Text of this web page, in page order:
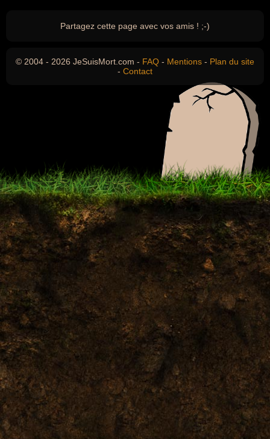
Partagez cette page avec vos amis ! ;-)
© 2004 - 2026 JeSuisMort.com - FAQ - Mentions - Plan du site
- Contact